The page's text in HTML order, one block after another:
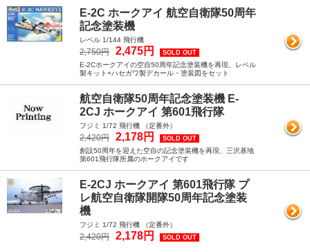
E-2C ホークアイ 航空自衛隊50周年
記念塗装機
レベル 1/144 飛行機
2,750円 2,475円 SOLD OUT
E-2Cホークアイの空自50周年記念塗装機を再現、レベル
製キット+ハセガワ製デカール・塗装図をセット
航空自衛隊50周年記念塗装機 E-
2CJ ホークアイ 第601飛行隊
フジミ 1/72 飛行機 （定番外）
2,420円 2,178円 SOLD OUT
創設50周年を迎えた空自の記念塗装機を再現、三沢基地
第601飛行隊所属のホークアイです
E-2CJ ホークアイ 第601飛行隊 プ
レ航空自衛隊開隊50周年記念塗装
機
フジミ 1/72 飛行機 （定番外）
2,420円 2,178円 SOLD OUT